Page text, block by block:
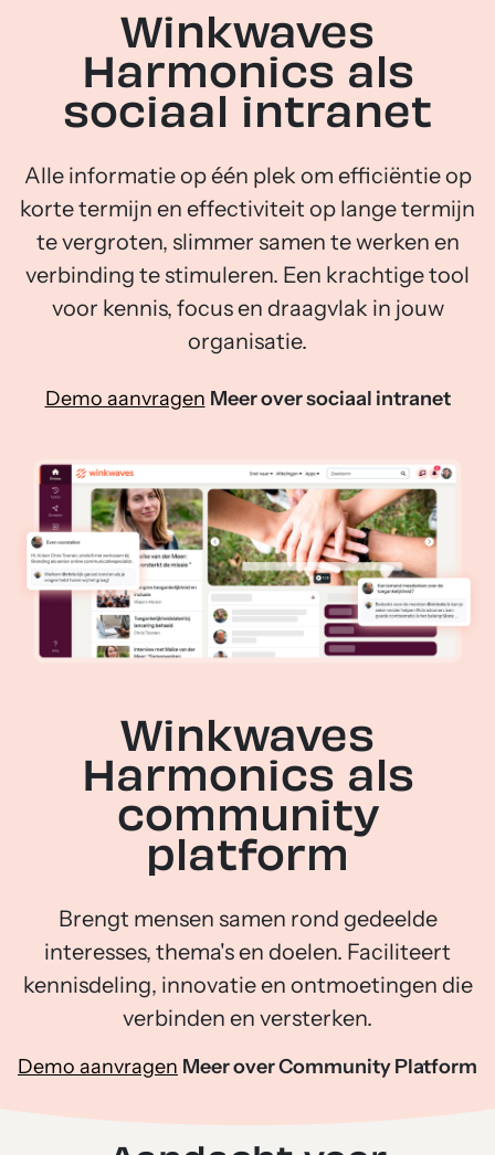
Winkwaves
Harmonics als
sociaal intranet
Alle informatie op één plek om efficiëntie op
korte termijn en effectiviteit op lange termijn
te vergroten, slimmer samen te werken en
verbinding te stimuleren. Een krachtige tool
voor kennis, focus en draagvlak in jouw
organisatie.
Demo aanvragen Meer over sociaal intranet
Winkwaves
Harmonics als
community
platform
Brengt mensen samen rond gedeelde
interesses, thema's en doelen. Faciliteert
kennisdeling, innovatie en ontmoetingen die
verbinden en versterken.
Demo aanvragen Meer over Community Platform